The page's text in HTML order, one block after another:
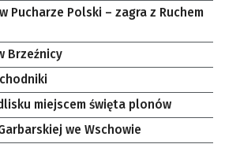
Pucharze Polski – zagra z Ruchem
Brzeźnicy
miejscem święta plonów
we Wschowie